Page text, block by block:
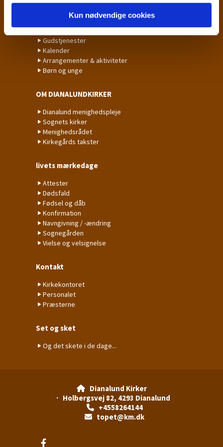
Kun nødvendige cookies
Gudstjenester
Kalender
Arrangementer & aktiviteter
Børn og unge
OM DIANALUNDKIRKER
Dianalund menighedspleje
Sognets kirker
Menighedsrådet
Kirkegårds takster
livets mærkedage
Attester
Dødsfald
Fødsel og dåb
Konfirmation
Navngivning / -ændring
Sognegården
Vielse og velsignelse
Kontakt
Kirkekontoret
Personalet
Præsterne
Set og sket
Og det skete i de dage...
Dianalund Kirker
· Holbergsvej 82, 4293 Dianalund
+4558264144
 topet@km.dk